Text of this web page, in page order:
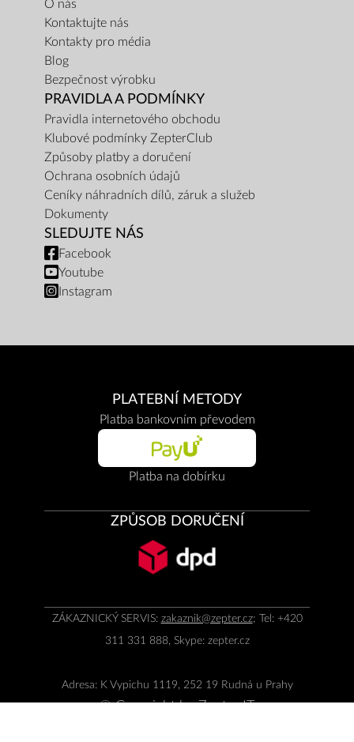
O nás
Kontaktujte nás
Kontakty pro média
Blog
Bezpečnost výrobku
PRAVIDLA A PODMÍNKY
Pravidla internetového obchodu
Klubové podmínky ZepterClub
Způsoby platby a doručení
Ochrana osobních údajů
Ceníky náhradních dílů, záruk a služeb
Dokumenty
SLEDUJTE NÁS
Facebook
Youtube
Instagram
PLATEBNÍ METODY
Platba bankovním převodem
Platba na dobírku
ZPŮSOB DORUČENÍ
ZÁKAZNICKÝ SERVIS: zakaznik@zepter.cz; Tel: +420
311 331 888, Skype: zepter.cz
Adresa: K Vypichu 1119, 252 19 Rudná u Prahy
© Copyright byZepter IT